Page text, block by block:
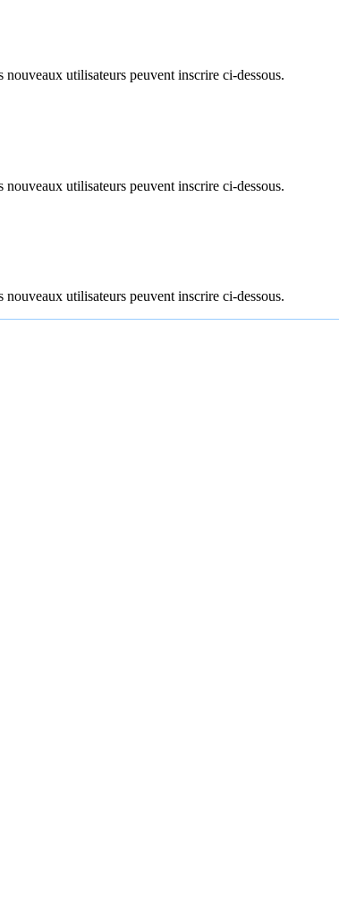
utilisateurs peuvent inscrire ci-dessous.
utilisateurs peuvent inscrire ci-dessous.
utilisateurs peuvent inscrire ci-dessous.